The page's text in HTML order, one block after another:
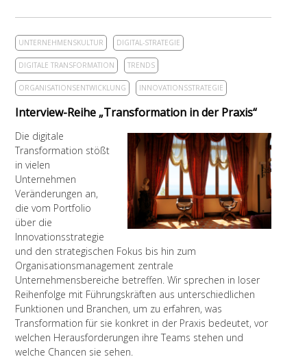
UNTERNEHMENSKULTUR DIGITAL-STRATEGIE
DIGITALE TRANSFORMATION TRENDS
ORGANISATIONSENTWICKLUNG INNOVATIONSSTRATEGIE
Interview-Reihe „Transformation in der Praxis“
Die digitale
Transformation stößt
in vielen
Unternehmen
Veränderungen an,
die vom Portfolio
über die
Innovationsstrategie
und den strategischen Fokus bis hin zum
Organisationsmanagement zentrale
Unternehmensbereiche betreffen. Wir sprechen in loser
Reihenfolge mit Führungskräften aus unterschiedlichen
Funktionen und Branchen, um zu erfahren, was
Transformation für sie konkret in der Praxis bedeutet, vor
welchen Herausforderungen ihre Teams stehen und
welche Chancen sie sehen.